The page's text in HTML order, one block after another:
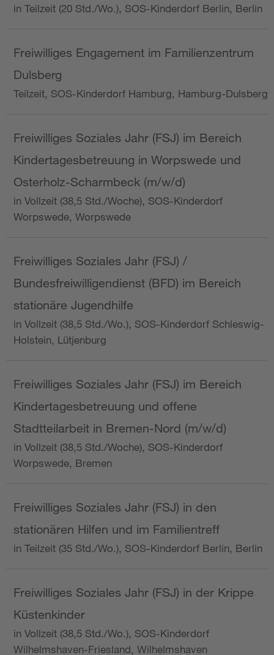
in Teilzeit (20 Std./Wo.), SOS-Kinderdorf Berlin, Berlin
Freiwilliges Engagement im Familienzentrum
Dulsberg
Teilzeit, SOS-Kinderdorf Hamburg, Hamburg-Dulsberg
Freiwilliges Soziales Jahr (FSJ) im Bereich
Kindertagesbetreuung in Worpswede und
Osterholz-Scharmbeck (m/w/d)
in Vollzeit (38,5 Std./Woche), SOS-Kinderdorf
Worpswede, Worpswede
Freiwilliges Soziales Jahr (FSJ) /
Bundesfreiwilligendienst (BFD) im Bereich
stationäre Jugendhilfe
in Vollzeit (38,5 Std./Wo.), SOS-Kinderdorf Schleswig-
Holstein, Lütjenburg
Freiwilliges Soziales Jahr (FSJ) im Bereich
Kindertagesbetreuung und offene
Stadtteilarbeit in Bremen-Nord (m/w/d)
in Vollzeit (38,5 Std./Woche), SOS-Kinderdorf
Worpswede, Bremen
Freiwilliges Soziales Jahr (FSJ) in den
stationären Hilfen und im Familientreff
in Teilzeit (35 Std./Wo.), SOS-Kinderdorf Berlin, Berlin
Freiwilliges Soziales Jahr (FSJ) in der Krippe
Küstenkinder
in Vollzeit (38,5 Std./Wo.), SOS-Kinderdorf
Wilhelmshaven-Friesland, Wilhelmshaven